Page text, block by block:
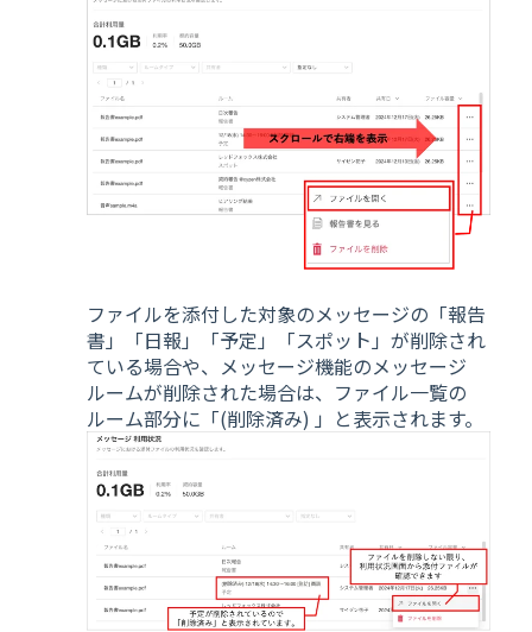
ファイルを添付した対象のメッセージの「報告
書」「日報」「予定」「スポット」が削除され
ている場合や、メッセージ機能のメッセージ
ルームが削除された場合は、ファイル一覧の
ルーム部分に「(削除済み) 」と表示されます。